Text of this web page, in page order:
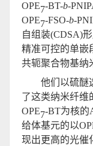
OPE7-BT-b-
OPE7-FSO-b-
自组装(CDSA)
精准可控的单嵌
共轭聚合物基纳
他们以硫醚
了这类纳米纤维
OPE7-BT为核的
给体基元的以
现出更高的光催